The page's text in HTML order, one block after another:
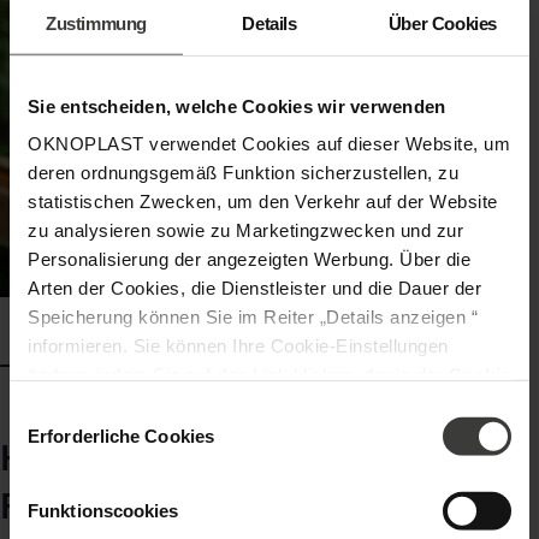
Zustimmung Details Über Cookies
Sie entscheiden, welche Cookies wir verwenden
OKNOPLAST verwendet Cookies auf dieser Website, um
deren ordnungsgemäß Funktion sicherzustellen, zu
statistischen Zwecken, um den Verkehr auf der Website
zu analysieren sowie zu Marketingzwecken und zur
Personalisierung der angezeigten Werbung. Über die
Arten der Cookies, die Dienstleister und die Dauer der
Speicherung können Sie im Reiter „Details anzeigen “
informieren. Sie können Ihre Cookie-Einstellungen
personenbezogenen Daten ist die Gesellschaft Oknoplast
sp. z o.o. Weitere Informationen über personenbezogene
Datenschutzrichtlinie
Erforderliche Cookies
Funktionscookies
reduzieren Sie den Wärmeverlust und senken
sicher fühlen!
Häufig gestellte Fragen zur BAFA-
Förderung